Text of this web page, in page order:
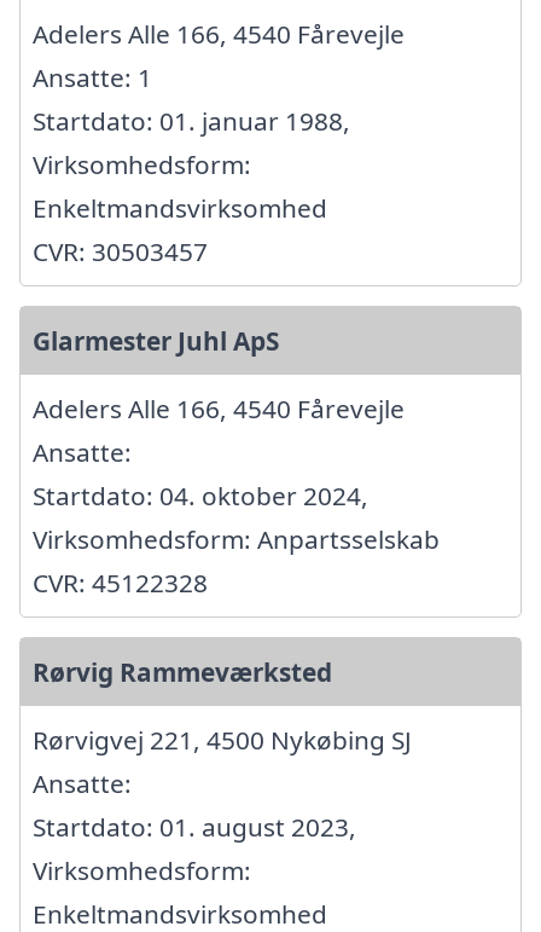
Adelers Alle 166, 4540 Fårevejle
Ansatte: 1
Startdato: 01. januar 1988,
Virksomhedsform:
Enkeltmandsvirksomhed
CVR: 30503457
Glarmester Juhl ApS
Adelers Alle 166, 4540 Fårevejle
Ansatte:
Startdato: 04. oktober 2024,
Virksomhedsform: Anpartsselskab
CVR: 45122328
Rørvig Rammeværksted
Rørvigvej 221, 4500 Nykøbing SJ
Ansatte:
Startdato: 01. august 2023,
Virksomhedsform:
Enkeltmandsvirksomhed